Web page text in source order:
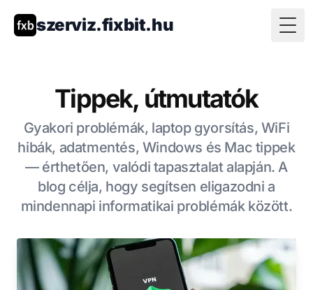
szerviz.fixbit.hu
Tippek, útmutatók
Gyakori problémák, laptop gyorsítás, WiFi
hibák, adatmentés, Windows és Mac tippek
— érthetően, valódi tapasztalat alapján. A
blog célja, hogy segítsen eligazodni a
mindennapi informatikai problémák között.